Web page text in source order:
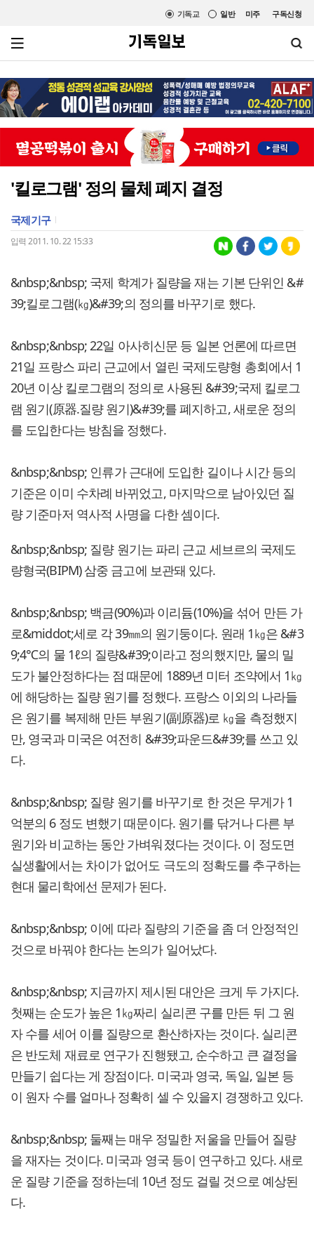
미주 구독신청
일반
기독교
'킬로그램' 정의 물체 폐지 결정
국제기구
입력 2011. 10. 22 15:33
&nbsp;&nbsp; 국제 학계가 질량을 재는 기본 단위인 &#
39;킬로그램(㎏)&#39;의 정의를 바꾸기로 했다.
&nbsp;&nbsp; 22일 아사히신문 등 일본 언론에 따르면
21일 프랑스 파리 근교에서 열린 국제도량형 총회에서 1
20년 이상 킬로그램의 정의로 사용된 &#39;국제 킬로그
램 원기(原器.질량 원기)&#39;를 폐지하고, 새로운 정의
를 도입한다는 방침을 정했다.
&nbsp;&nbsp; 인류가 근대에 도입한 길이나 시간 등의
기준은 이미 수차례 바뀌었고, 마지막으로 남아있던 질
량 기준마저 역사적 사명을 다한 셈이다.
&nbsp;&nbsp; 질량 원기는 파리 근교 세브르의 국제도
량형국(BIPM) 삼중 금고에 보관돼 있다.
&nbsp;&nbsp; 백금(90%)과 이리듐(10%)을 섞어 만든 가
로&middot;세로 각 39㎜의 원기둥이다. 원래 1㎏은 &#3
9;4℃의 물 1ℓ의 질량&#39;이라고 정의했지만, 물의 밀
도가 불안정하다는 점 때문에 1889년 미터 조약에서 1㎏
에 해당하는 질량 원기를 정했다. 프랑스 이외의 나라들
은 원기를 복제해 만든 부원기(副原器)로 ㎏을 측정했지
만, 영국과 미국은 여전히 &#39;파운드&#39;를 쓰고 있
다.
&nbsp;&nbsp; 질량 원기를 바꾸기로 한 것은 무게가 1
억분의 6 정도 변했기 때문이다. 원기를 닦거나 다른 부
원기와 비교하는 동안 가벼워졌다는 것이다. 이 정도면
실생활에서는 차이가 없어도 극도의 정확도를 추구하는
현대 물리학에선 문제가 된다.
&nbsp;&nbsp; 이에 따라 질량의 기준을 좀 더 안정적인
것으로 바꿔야 한다는 논의가 일어났다.
&nbsp;&nbsp; 지금까지 제시된 대안은 크게 두 가지다.
첫째는 순도가 높은 1㎏짜리 실리콘 구를 만든 뒤 그 원
자 수를 세어 이를 질량으로 환산하자는 것이다. 실리콘
은 반도체 재료로 연구가 진행됐고, 순수하고 큰 결정을
만들기 쉽다는 게 장점이다. 미국과 영국, 독일, 일본 등
이 원자 수를 얼마나 정확히 셀 수 있을지 경쟁하고 있다.
&nbsp;&nbsp; 둘째는 매우 정밀한 저울을 만들어 질량
을 재자는 것이다. 미국과 영국 등이 연구하고 있다. 새로
운 질량 기준을 정하는데 10년 정도 걸릴 것으로 예상된
다.